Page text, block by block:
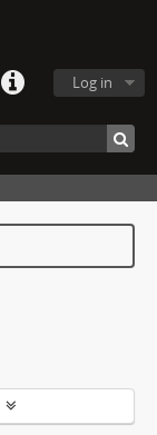
Log in